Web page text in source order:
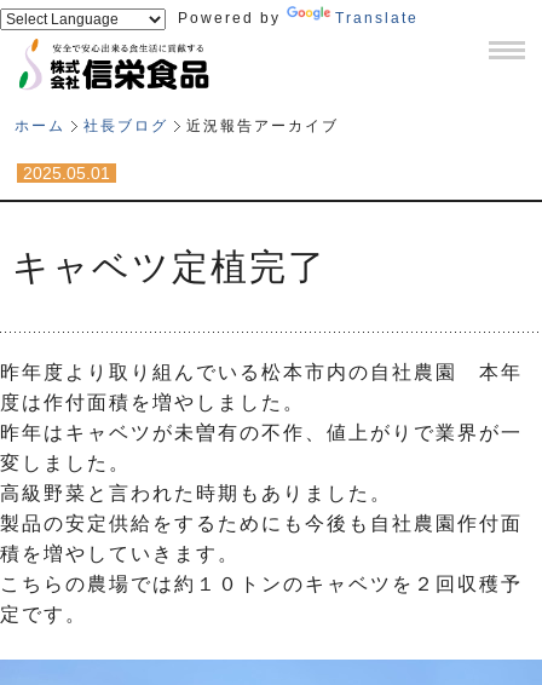
Powered by Translate
ホーム 社長ブログ 近況報告アーカイブ
2025.05.01
キャベツ定植完了
昨年度より取り組んでいる松本市内の自社農園 本年
度は作付面積を増やしました。
昨年はキャベツが未曽有の不作、値上がりで業界が一
変しました。
高級野菜と言われた時期もありました。
製品の安定供給をするためにも今後も自社農園作付面
積を増やしていきます。
こちらの農場では約１０トンのキャベツを２回収穫予
定です。